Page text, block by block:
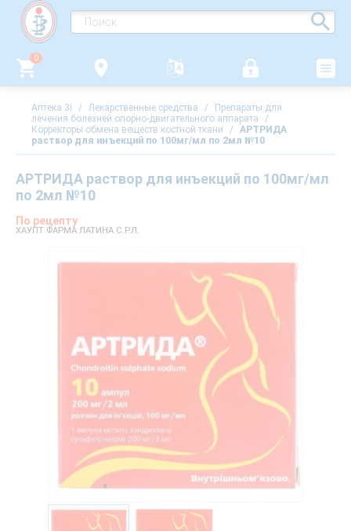
0
Аптека 3i / Лекарственные средства /
Препараты для
лечения болезней опорно-двигательного аппарата
/
Корректоры обмена веществ костной ткани
/ АРТРИДА
раствор для инъекций по 100мг/мл по 2мл №10
АРТРИДА раствор для инъекций по 100мг/мл
по 2мл №10
По рецепту
ХАУПТ ФАРМА ЛАТИНА С.Р.Л.